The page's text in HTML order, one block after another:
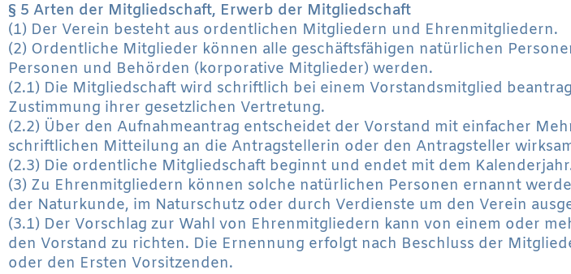
§ 5 Arten der Mitgliedschaft, Erwerb der Mitgliedschaft
(1) Der Verein besteht aus ordentlichen Mitgliedern und Ehrenmitgliedern.
(2) Ordentliche Mitglieder können alle geschäftsfähigen natürlichen
Personen und Behörden (korporative Mitglieder) werden.
(2.1) Die Mitgliedschaft wird schriftlich bei einem Vorstandsmitglied
Zustimmung ihrer gesetzlichen Vertretung.
(2.2) Über den Aufnahmeantrag entscheidet der Vorstand mit einfacher
schriftlichen Mitteilung an die Antragstellerin oder den Antragsteller
(2.3) Die ordentliche Mitgliedschaft beginnt und endet mit dem
(3) Zu Ehrenmitgliedern können solche natürlichen Personen ernannt
der Naturkunde, im Naturschutz oder durch Verdienste um den Verein
(3.1) Der Vorschlag zur Wahl von Ehrenmitgliedern kann von einem oder
den Vorstand zu richten. Die Ernennung erfolgt nach Beschluss der
oder den Ersten Vorsitzenden.